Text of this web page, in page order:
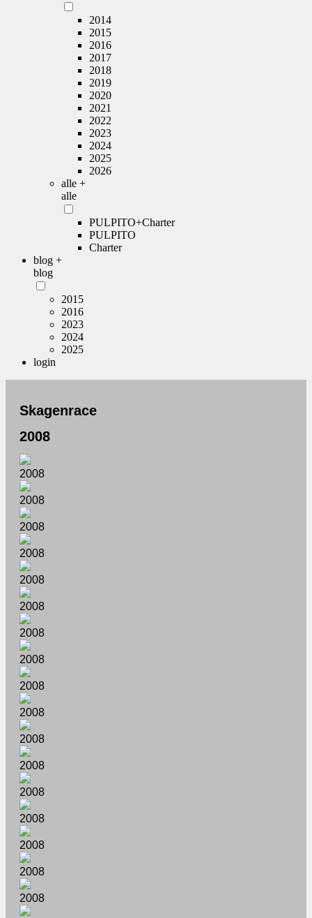
2014
2015
2016
2017
2018
2019
2020
2021
2022
2023
2024
2025
2026
alle +
alle
PULPITO+Charter
PULPITO
Charter
blog +
blog
2015
2016
2023
2024
2025
login
Skagenrace
2008
2008
2008
2008
2008
2008
2008
2008
2008
2008
2008
2008
2008
2008
2008
2008
2008
2008